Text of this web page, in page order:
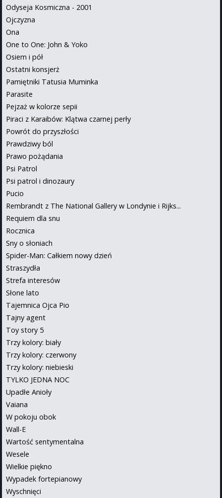
Odyseja Kosmiczna - 2001
Ojczyzna
Ona
One to One: John & Yoko
Osiem i pół
Ostatni konsjerż
Pamiętniki Tatusia Muminka
Parasite
Pejzaż w kolorze sepii
Piraci z Karaibów: Klątwa czarnej perły
Powrót do przyszłości
Prawdziwy ból
Prawo pożądania
Psi Patrol
Psi patrol i dinozaury
Pucio
Rembrandt z The National Gallery w Londynie i Rijks...
Requiem dla snu
Rocznica
Sny o słoniach
Spider-Man: Całkiem nowy dzień
Straszydła
Strefa interesów
Słone lato
Tajemnica Ojca Pio
Tajny agent
Toy story 5
Trzy kolory: biały
Trzy kolory: czerwony
Trzy kolory: niebieski
TYLKO JEDNA NOC
Upadłe Anioły
Vaiana
W pokoju obok
Wall-E
Wartość sentymentalna
Wesele
Wielkie piękno
Wypadek fortepianowy
Wyschnięci